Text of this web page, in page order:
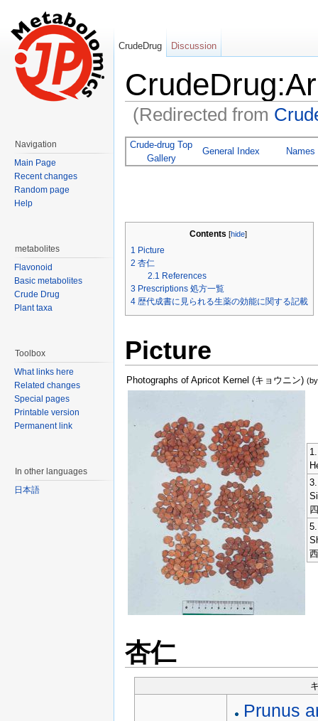
(Redirected from
Crude-drug Top
Gallery
General Index Names
Contents [hide]
1 Picture
2 杏仁
2.1 References
3 Prescriptions 処方一覧
4 歴代成書に見られる生薬の効能に関する記載
Picture
Photographs of Apricot Kernel (キョウニン)
西
杏仁
Prunus
CrudeDrug Discussion
Navigation
Main Page
Recent changes
Random page
Help
metabolites
Flavonoid
Basic metabolites
Crude Drug
Plant taxa
Toolbox
What links here
Related changes
Special pages
Printable version
Permanent link
In other languages
日本語